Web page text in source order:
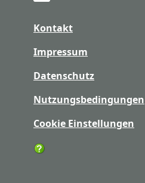
Kontakt
Impressum
Datenschutz
Nutzungsbedingungen
Cookie Einstellungen